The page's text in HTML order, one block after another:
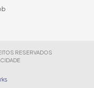
RESERVADOS